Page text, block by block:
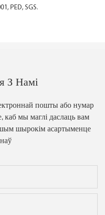
PED, SGS.
З Намі
пошты або нумар
каб мы маглі даслаць вам
шырокім асартыменце